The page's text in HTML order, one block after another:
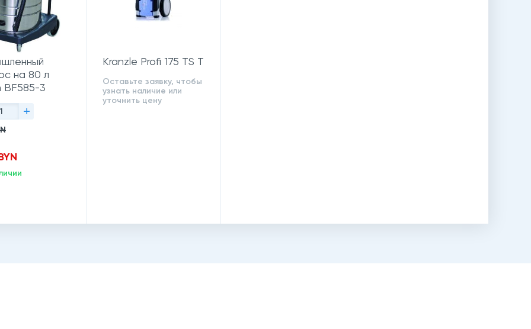
на 80 л
BF585-3
+
Kranzle Profi 175 TS T
Оставьте заявку, чтобы
узнать наличие или
уточнить цену